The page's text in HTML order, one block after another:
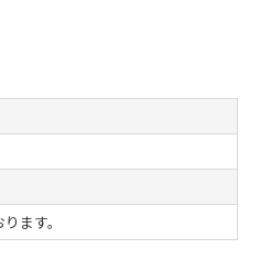
ます。